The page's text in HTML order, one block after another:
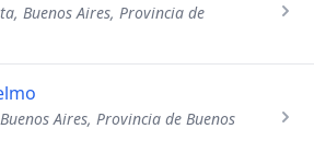
Buenos Aires, Provincia de
Aires, Provincia de Buenos